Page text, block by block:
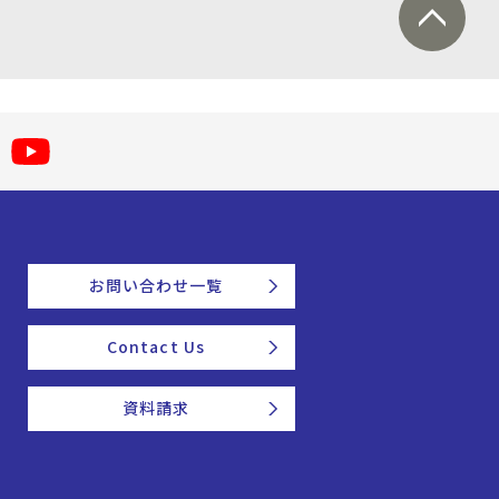
お問い合わせ一覧
Contact Us
資料請求